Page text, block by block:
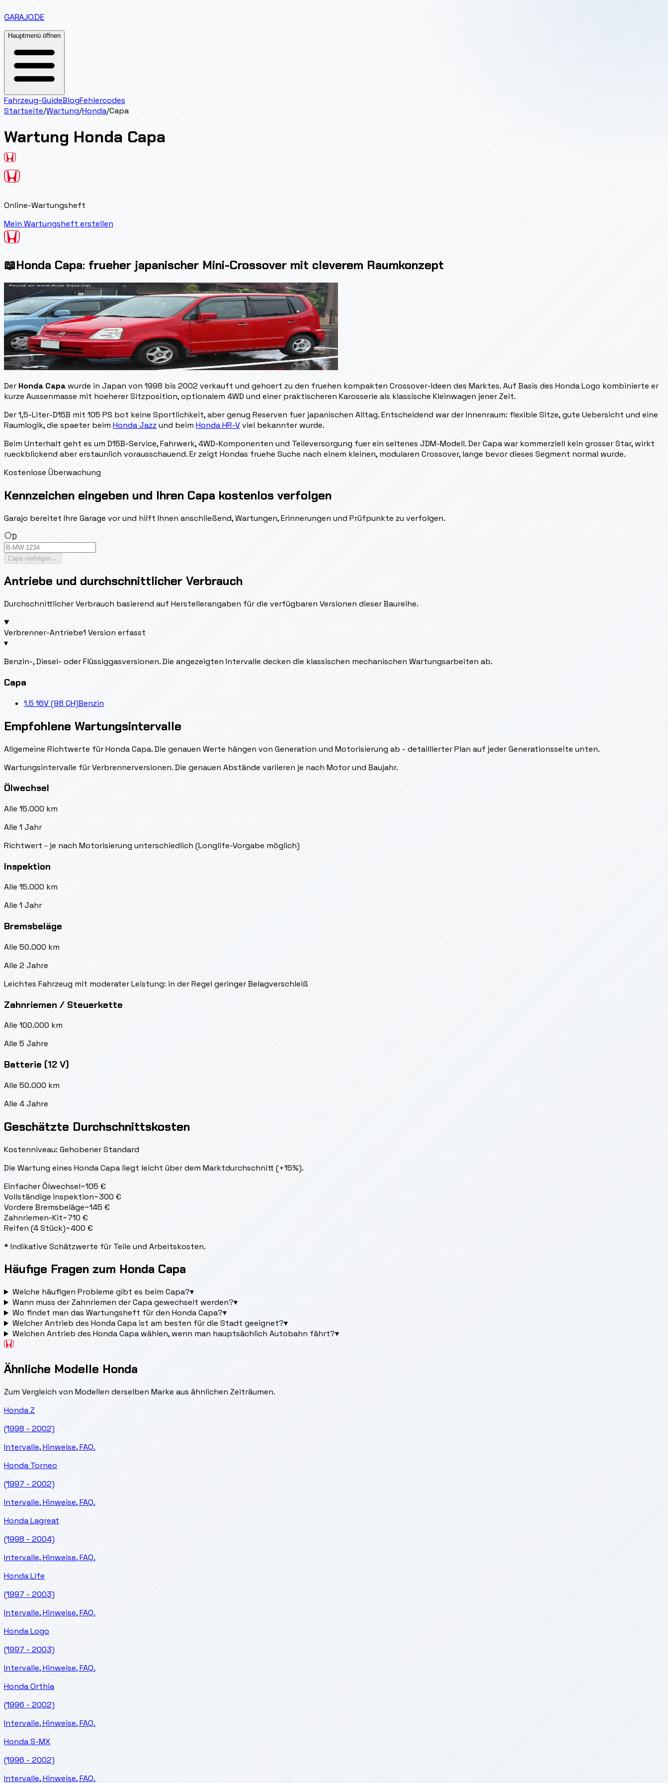
GARAJO.DE
Hauptmenü öffnen
Fahrzeug-GuideBlogFehlercodes
Startseite/Wartung/Honda/Capa
Wartung Honda Capa
Online-Wartungsheft
Mein Wartungsheft erstellen
📖Honda Capa: frueher japanischer Mini-Crossover mit cleverem Raumkonzept
Der Honda Capa wurde in Japan von 1998 bis 2002 verkauft und gehoert zu den fruehen kompakten Crossover-Ideen des Marktes. Auf Basis des Honda Logo kombinierte er
kurze Aussenmasse mit hoeherer Sitzposition, optionalem 4WD und einer praktischeren Karosserie als klassische Kleinwagen jener Zeit.
Der 1,5-Liter-D15B mit 105 PS bot keine Sportlichkeit, aber genug Reserven fuer japanischen Alltag. Entscheidend war der Innenraum: flexible Sitze, gute Uebersicht und eine
Raumlogik, die spaeter beim Honda Jazzund beim Honda HR-Vviel bekannter wurde.
Beim Unterhalt geht es um D15B-Service, Fahrwerk, 4WD-Komponenten und Teileversorgung fuer ein seltenes JDM-Modell. Der Capa war kommerziell kein grosser Star, wirkt
rueckblickend aber erstaunlich vorausschauend. Er zeigt Hondas fruehe Suche nach einem kleinen, modularen Crossover, lange bevor dieses Segment normal wurde.
Kostenlose Überwachung
Kennzeichen eingeben und Ihren Capa kostenlos verfolgen
Garajo bereitet Ihre Garage vor und hilft Ihnen anschließend, Wartungen, Erinnerungen und Prüfpunkte zu verfolgen.
D
Capa verfolgen →
Antriebe und durchschnittlicher Verbrauch
Durchschnittlicher Verbrauch basierend auf Herstellerangaben für die verfügbaren Versionen dieser Baureihe.
Verbrenner-Antriebe1 Version erfasst
▾
Benzin-, Diesel- oder Flüssiggasversionen. Die angezeigten Intervalle decken die klassischen mechanischen Wartungsarbeiten ab.
Capa
1.5 16V (98 CH)Benzin
Empfohlene Wartungsintervalle
Allgemeine Richtwerte für Honda Capa. Die genauen Werte hängen von Generation und Motorisierung ab - detaillierter Plan auf jeder Generationsseite unten.
Wartungsintervalle für Verbrennerversionen. Die genauen Abstände variieren je nach Motor und Baujahr.
Ölwechsel
Alle 15.000 km
Alle 1 Jahr
Richtwert - je nach Motorisierung unterschiedlich (Longlife-Vorgabe möglich)
Inspektion
Alle 15.000 km
Alle 1 Jahr
Bremsbeläge
Alle 50.000 km
Alle 2 Jahre
Leichtes Fahrzeug mit moderater Leistung: in der Regel geringer Belagverschleiß
Zahnriemen / Steuerkette
Alle 100.000 km
Alle 5 Jahre
Batterie (12 V)
Alle 50.000 km
Alle 4 Jahre
Geschätzte Durchschnittskosten
Kostenniveau: Gehobener Standard
Die Wartung eines Honda Capa liegt leicht über dem Marktdurchschnitt (+15%).
Einfacher Ölwechsel~105 €
Vollständige Inspektion~300 €
Vordere Bremsbeläge~145 €
Zahnriemen-Kit~710 €
Reifen (4 Stück)~400 €
* Indikative Schätzwerte für Teile und Arbeitskosten.
Häufige Fragen zum Honda Capa
Welche häufigen Probleme gibt es beim Capa?▾
Wann muss der Zahnriemen der Capa gewechselt werden?▾
Wo findet man das Wartungsheft für den Honda Capa?▾
Welcher Antrieb des Honda Capa ist am besten für die Stadt geeignet?▾
Welchen Antrieb des Honda Capa wählen, wenn man hauptsächlich Autobahn fährt?▾
Ähnliche Modelle Honda
Zum Vergleich von Modellen derselben Marke aus ähnlichen Zeiträumen.
HondaZ
(1998 - 2002)
Intervalle, Hinweise, FAQ.
Honda Torneo
(1997 - 2002)
Intervalle, Hinweise, FAQ.
HondaLagreat
(1998 - 2004)
Intervalle, Hinweise, FAQ.
HondaLife
(1997 - 2003)
Intervalle, Hinweise, FAQ.
HondaLogo
(1997 - 2003)
Intervalle, Hinweise, FAQ.
HondaOrthia
(1996 - 2002)
Intervalle, Hinweise, FAQ.
HondaS-MX
(1996 - 2002)
Intervalle, Hinweise, FAQ.